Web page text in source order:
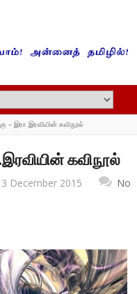
– இரா.இரவியின் கவிநூல்
கவிநூல்
December 2015
No